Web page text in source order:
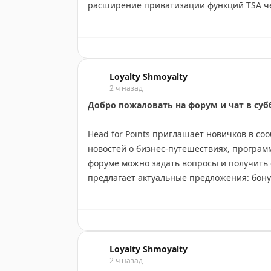
расширение приватизации функций TSA
подрядчиками, когда стандарты
Сейчас SPP используется примерно в 20-
требуя от TSA раскрыть информацию о
Масчинский отмечает, что в других
Paddle Your Own Kanoo|Original
Loyalty Shmoyalty
2 ч назад
Добро пожаловать на форум и чат в
Head for Points приглашает новичков в
новостей о бизнес-путешествиях,
форуме можно задать вопросы и
предлагает актуальные предложения:
предложениям.
HfP team|Original
Loyalty Shmoyalty
2 ч назад